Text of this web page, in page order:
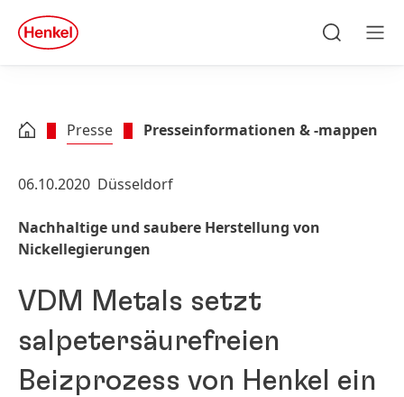
Zu Footer springen
quick
search
Presse Presseinformationen & -mappen
06.10.2020 Düsseldorf
Nachhaltige und saubere Herstellung von
Nickellegierungen
VDM Metals setzt
salpeter­säurefreien
Beizprozess von Henkel ein